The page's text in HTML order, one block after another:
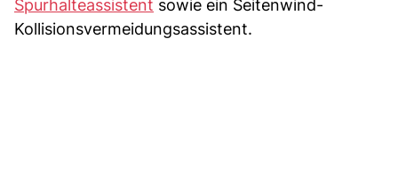
Spurhalteassistent sowie ein Seitenwind-
Kollisionsvermeidungsassistent.